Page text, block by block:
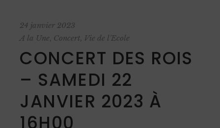
24 janvier 2023
A la Une, Concert, Vie de l'Ecole
CONCERT DES ROIS
– SAMEDI 22
JANVIER 2023 À
16H00